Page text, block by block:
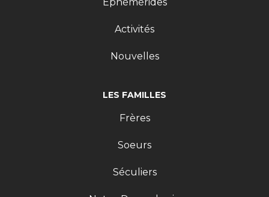
LES FAMILLES
Frères
Soeurs
Séculiers
Activités
Nouvelles